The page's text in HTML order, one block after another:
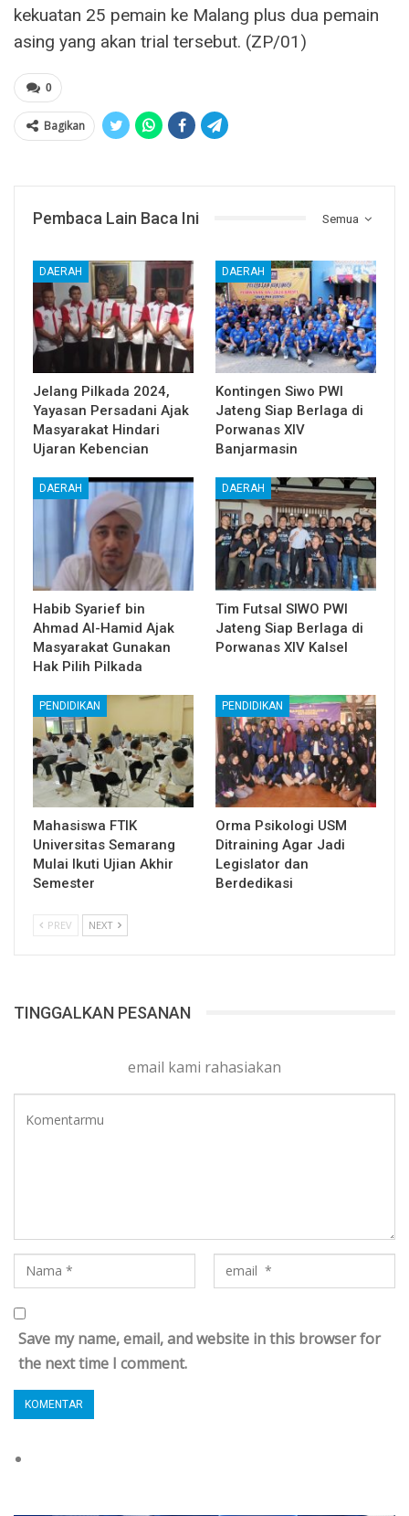
kekuatan 25 pemain ke Malang plus dua pemain
asing yang akan trial tersebut. (ZP/01)
0
Bagikan
Semua
Pembaca Lain Baca Ini
DAERAH
Jelang Pilkada 2024,
Yayasan Persadani Ajak
Masyarakat Hindari
Ujaran Kebencian
DAERAH
Kontingen Siwo PWI
Jateng Siap Berlaga di
Porwanas XIV
Banjarmasin
DAERAH
Habib Syarief bin
Ahmad Al-Hamid Ajak
Masyarakat Gunakan
Hak Pilih Pilkada
DAERAH
Tim Futsal SIWO PWI
Jateng Siap Berlaga di
Porwanas XIV Kalsel
PENDIDIKAN
Mahasiswa FTIK
Universitas Semarang
Mulai Ikuti Ujian Akhir
Semester
PENDIDIKAN
Orma Psikologi USM
Ditraining Agar Jadi
Legislator dan
Berdedikasi
PREV NEXT
TINGGALKAN PESANAN
email kami rahasiakan
Save my name, email, and website in this browser for
the next time I comment.